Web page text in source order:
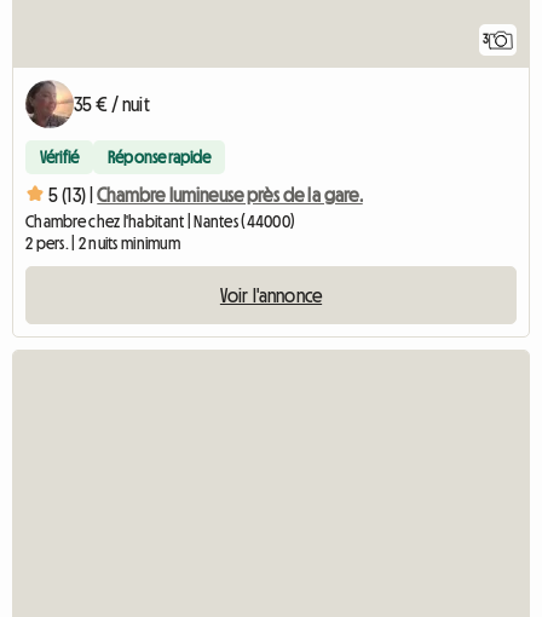
3
35 € / nuit
Vérifié Réponse rapide
5 (13) | Chambre lumineuse près de la gare.
Chambre chez l'habitant | Nantes (44000)
2 pers. | 2 nuits minimum
Voir l'annonce